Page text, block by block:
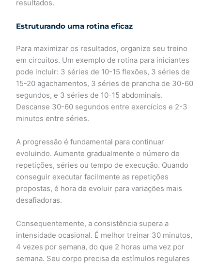
resultados.
Estruturando uma rotina eficaz
Para maximizar os resultados, organize seu treino
em circuitos. Um exemplo de rotina para iniciantes
pode incluir: 3 séries de 10-15 flexões, 3 séries de
15-20 agachamentos, 3 séries de prancha de 30-60
segundos, e 3 séries de 10-15 abdominais.
Descanse 30-60 segundos entre exercícios e 2-3
minutos entre séries.
A progressão é fundamental para continuar
evoluindo. Aumente gradualmente o número de
repetições, séries ou tempo de execução. Quando
conseguir executar facilmente as repetições
propostas, é hora de evoluir para variações mais
desafiadoras.
Consequentemente, a consistência supera a
intensidade ocasional. É melhor treinar 30 minutos,
4 vezes por semana, do que 2 horas uma vez por
semana. Seu corpo precisa de estímulos regulares